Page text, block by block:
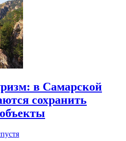
в Самарской
сохранить